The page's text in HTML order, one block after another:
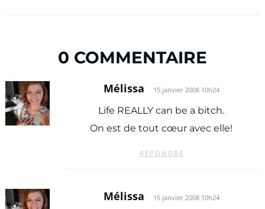
0 COMMENTAIRE
Mélissa 15 janvier 2008 10h24
Life REALLY can be a bitch.
On est de tout cœur avec elle!
RÉPONDRE
Mélissa 15 janvier 2008 10h24